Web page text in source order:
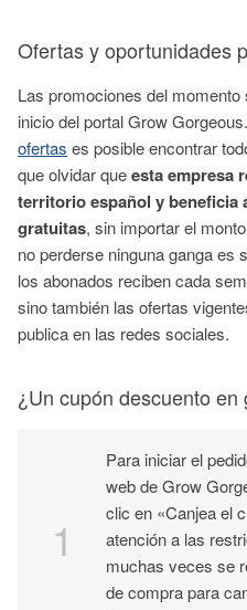
Ofertas y oportunidades
Las promociones del
inicio del portal Grow
ofertas es posible encontrar
que olvidar queesta empresa
territorio español y beneficia
gratuitas, sin importar el
no perderse ninguna ganga es
los abonados reciben cada
sino también las ofertas
publica en las redes sociales.
¿Un cupón descuento en
Para iniciar el
web de Grow
clic en «Canjea el
atención a las
muchas veces se
de compra para